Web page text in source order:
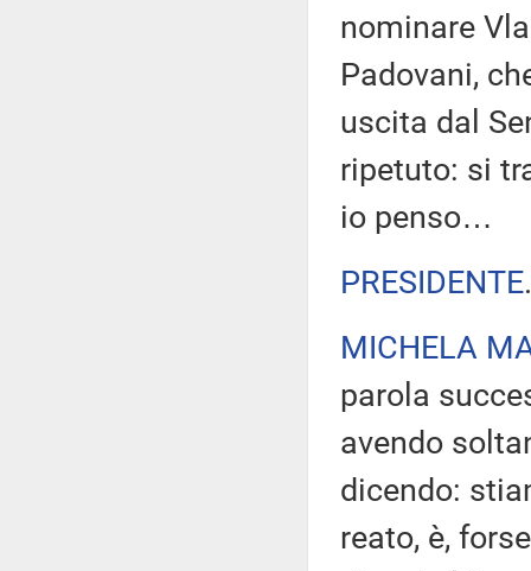
nominare
Padovani,
uscita dal
ripetuto: si
io penso…
PRESIDENTE
MICHELA
parola
avendo
dicendo:
reato, è,